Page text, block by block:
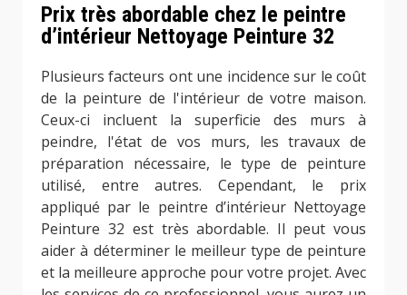
Prix très abordable chez le peintre
d’intérieur Nettoyage Peinture 32
Plusieurs facteurs ont une incidence sur le coût
de la peinture de l'intérieur de votre maison.
Ceux-ci incluent la superficie des murs à
peindre, l'état de vos murs, les travaux de
préparation nécessaire, le type de peinture
utilisé, entre autres. Cependant, le prix
appliqué par le peintre d’intérieur Nettoyage
Peinture 32 est très abordable. Il peut vous
aider à déterminer le meilleur type de peinture
et la meilleure approche pour votre projet. Avec